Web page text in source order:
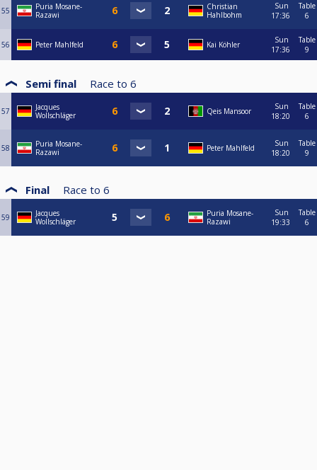
55
Puria Mosane-
Razawi
Christian
Hahlbohm
Sun
17:36
Table
6
56 Peter Mahlfeld Kai Köhler
Sun
17:36
Table
9
Semi final Race to 6
57
Jacques
Wollschläger
Qeis Mansoor
Sun
18:20
Table
6
58
Puria Mosane-
Razawi
Peter Mahlfeld
Sun
18:20
Table
9
Final Race to 6
59
Jacques
Wollschläger
Puria Mosane-
Razawi
Sun
19:33
Table
6